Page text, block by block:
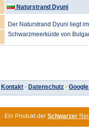
Naturstrand Dyuni
Der Naturstrand Dyuni liegt
Schwarzmeerküste von
Kontakt · Datenschutz ·
· Ein Produkt der Schwarzer